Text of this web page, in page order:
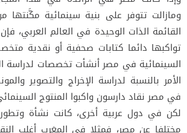
ومازالت تتوفر على بنية سينمائية مكَّنتها
القائمة الذات الوحيدة في العالم العربي،
تواكبها دائما كتابات صحفية أو نقدية
السينمائية في مصر أنشأت تخصصات لدراسة
الأمر بالنسبة لدراسة الإخراج والتصوير
في مصر نقاد دارسون واكبوا المنتوج
لكن في دول عربية أخرى، كانت نشأة وتطور